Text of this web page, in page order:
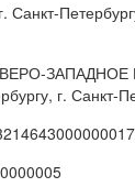
Санкт-
г. Санкт-